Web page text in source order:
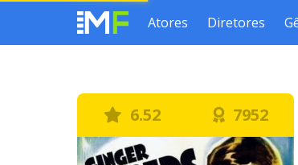
Atores Diretores
6.52 7952